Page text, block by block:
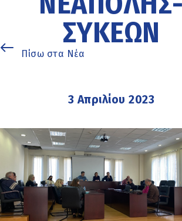
ΣΥΚΕΏΝ
Πίσω στα Νέα
3 Απριλίου 2023